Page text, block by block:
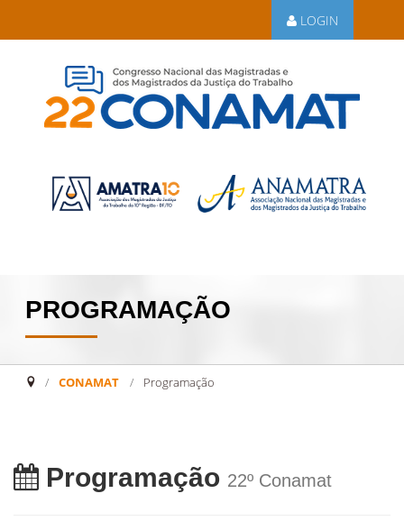
LOGIN
PROGRAMAÇÃO
CONAMAT Programação
Programação 22º Conamat